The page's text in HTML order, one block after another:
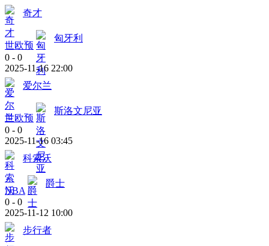
奇才
世欧预
匈牙利
0 - 0
2025-11-16 22:00
爱尔兰
世欧预
斯洛文尼亚
0 - 0
2025-11-16 03:45
科索沃
NBA
爵士
0 - 0
2025-11-12 10:00
步行者